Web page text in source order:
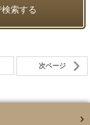
索する
次ページ